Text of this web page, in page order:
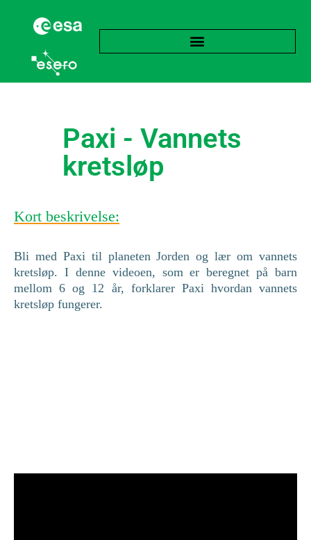
Paxi - Vannets
kretsløp
Kort beskrivelse:
Bli med Paxi til planeten Jorden og lær om vannets
kretsløp. I denne videoen, som er beregnet på barn
mellom 6 og 12 år, forklarer Paxi hvordan vannets
kretsløp fungerer.